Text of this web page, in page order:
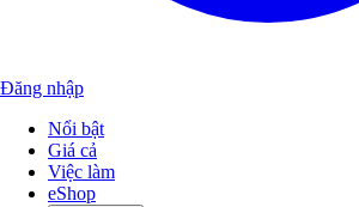
Đăng nhập
Nổi bật
Giá cả
Việc làm
eShop